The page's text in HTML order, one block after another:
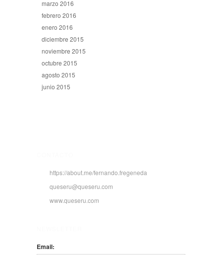
marzo 2016
febrero 2016
enero 2016
diciembre 2015
noviembre 2015
octubre 2015
agosto 2015
junio 2015
https://about.me/fernando.fregeneda
queseru@queseru.com
www.queseru.com
Email: